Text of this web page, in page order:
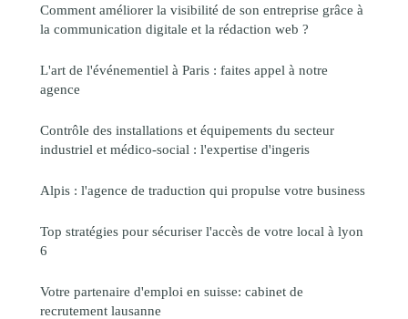
Comment améliorer la visibilité de son entreprise grâce à
la communication digitale et la rédaction web ?
L'art de l'événementiel à Paris : faites appel à notre
agence
Contrôle des installations et équipements du secteur
industriel et médico-social : l'expertise d'ingeris
Alpis : l'agence de traduction qui propulse votre business
Top stratégies pour sécuriser l'accès de votre local à lyon
6
Votre partenaire d'emploi en suisse: cabinet de
recrutement lausanne